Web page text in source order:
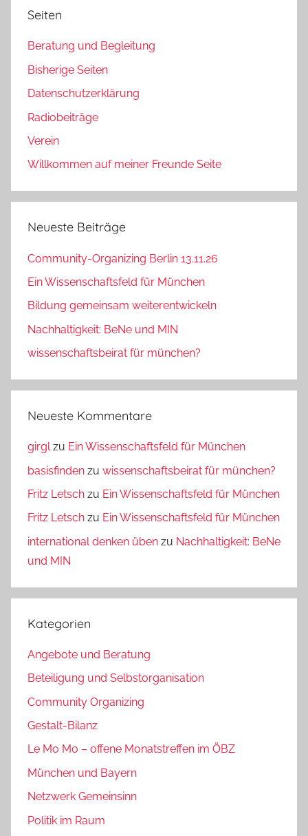
Seiten
Beratung und Begleitung
Bisherige Seiten
Datenschutzerklärung
Radiobeiträge
Verein
Willkommen auf meiner Freunde Seite
Neueste Beiträge
Community-Organizing Berlin 13.11.26
Ein Wissenschaftsfeld für München
Bildung gemeinsam weiterentwickeln
Nachhaltigkeit: BeNe und MIN
wissenschaftsbeirat für münchen?
Neueste Kommentare
girglzu Ein Wissenschaftsfeld für München
basisfinden zu wissenschaftsbeirat für münchen?
Fritz Letsch zu Ein Wissenschaftsfeld für München
Fritz Letsch zu Ein Wissenschaftsfeld für München
international denken üben zu Nachhaltigkeit: BeNe
und MIN
Kategorien
Angebote und Beratung
Beteiligung und Selbstorganisation
Community Organizing
Gestalt-Bilanz
Le Mo Mo – offene Monatstreffen im ÖBZ
München und Bayern
Netzwerk Gemeinsinn
Politik im Raum